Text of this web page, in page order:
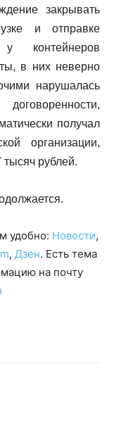
закрывать
и отправке
контейнеров
в них неверно
нарушалась
получал
организации,
рублей.
удобно: Новости,
, Дзен. Есть тема
на почту